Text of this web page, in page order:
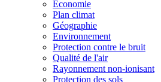
Economie
Plan climat
Géographie
Environnement
Protection contre le bruit
Qualité de l'air
Rayonnement non-ionisant
Protection des sols